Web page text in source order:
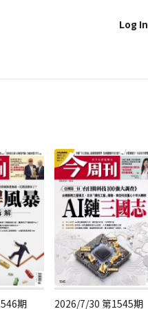
Log In
期 2026/7/30 第1545期